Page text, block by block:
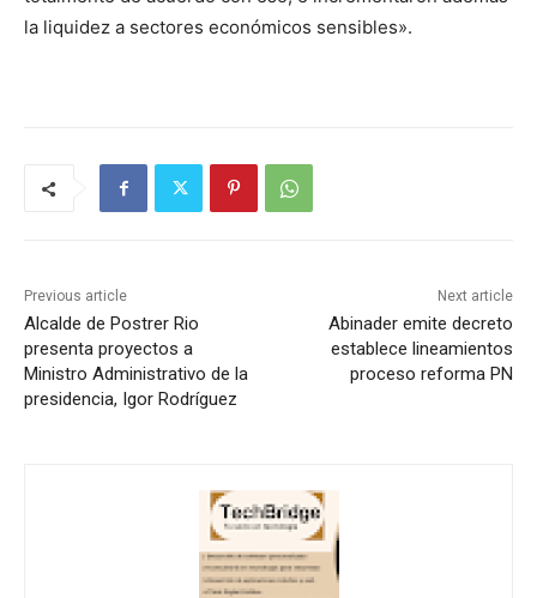
la liquidez a sectores económicos sensibles».
Previous article
Alcalde de Postrer Rio
presenta proyectos a
Ministro Administrativo de la
presidencia, Igor Rodríguez
Next article
Abinader emite decreto
establece lineamientos
proceso reforma PN